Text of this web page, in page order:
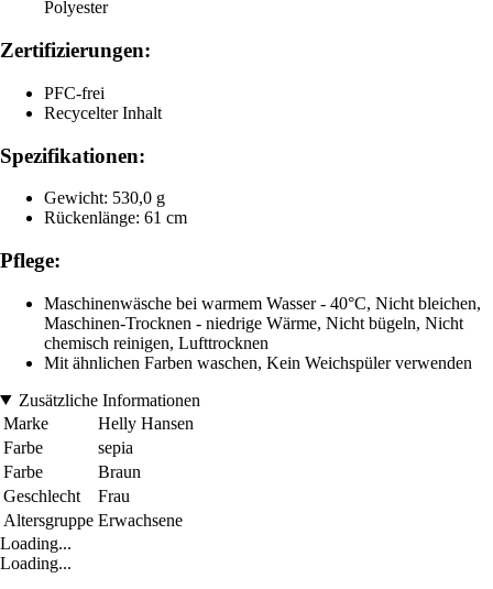
Polyester
Zertifizierungen:
PFC-frei
Recycelter Inhalt
Spezifikationen:
Gewicht: 530,0 g
Rückenlänge: 61 cm
Pflege:
Maschinenwäsche bei warmem Wasser - 40°C, Nicht bleichen,
Maschinen-Trocknen - niedrige Wärme, Nicht bügeln, Nicht
chemisch reinigen, Lufttrocknen
Mit ähnlichen Farben waschen, Kein Weichspüler verwenden
Zusätzliche Informationen
Marke
Helly Hansen
Farbe
sepia
Farbe
Braun
Geschlecht
Frau
Altersgruppe Erwachsene
Loading...
Loading...